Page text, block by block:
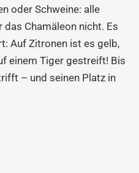
oder Schweine: alle
das Chamäleon nicht. Es
Auf Zitronen ist es gelb,
einem Tiger gestreift! Bis
– und seinen Platz in